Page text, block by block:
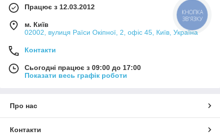
Працює з 12.03.2012
м. Київ
02002, вулиця Раїси Окіпної, 2, офіс 45, Київ, Україна
Контакти
Сьогодні працює з 09:00 до 17:00
Показати весь графік роботи
Про нас
Контакти
КНОПКА
ЗВ'ЯЗКУ